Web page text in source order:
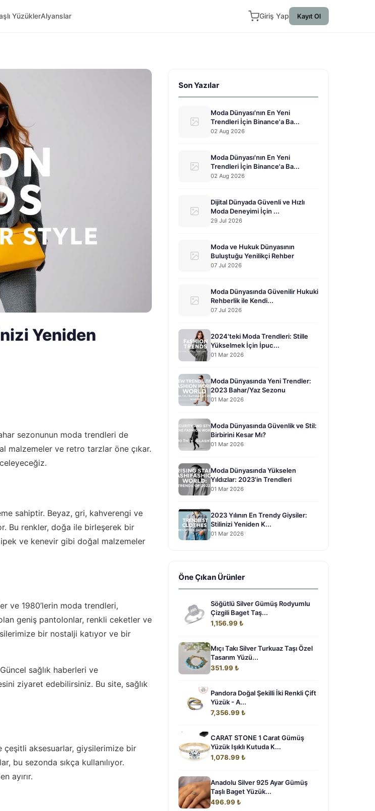
YüzüklerAlyanslar Giriş Yap Kayıt Ol
Yeniden
sezonunun moda trendleri de
malzemeler ve retro tarzlar öne çıkar.
sahiptir. Beyaz, gri, kahverengi ve
Bu renkler, doğa ile birleşerek bir
ve kenevir gibi doğal malzemeler
ve 1980’lerin moda trendleri,
geniş pantolonlar, renkli ceketler ve
bir nostalji katıyor ve bir
sağlık haberleri ve
ziyaret edebilirsiniz. Bu site, sağlık
çeşitli aksesuarlar, giysilerimize bir
bu sezonda sıkça kullanılıyor.
ayırır.
Son Yazılar
Moda Dünyası'nın En Yeni
Trendleri İçin Binance'a Ba...
02 Aug 2026
Moda Dünyası'nın En Yeni
Trendleri İçin Binance'a Ba...
02 Aug 2026
Dijital Dünyada Güvenli ve Hızlı
Moda Deneyimi İçin ...
29 Jul 2026
Moda ve Hukuk Dünyasının
Buluştuğu Yenilikçi Rehber
07 Jul 2026
Moda Dünyasında Güvenilir Hukuki
Rehberlik ile Kendi...
07 Jul 2026
2024'teki Moda Trendleri: Stille
Yükselmek İçin İpuc...
01 Mar 2026
Moda Dünyasında Yeni Trendler:
2023 Bahar/Yaz Sezonu
01 Mar 2026
Moda Dünyasında Güvenlik ve Stil:
Birbirini Kesar Mı?
01 Mar 2026
Moda Dünyasında Yükselen
Yıldızlar: 2023'in Trendleri
01 Mar 2026
2023 Yılının En Trendy Giysiler:
Stilinizi Yeniden K...
01 Mar 2026
Öne Çıkan Ürünler
Söğütlü Silver Gümüş Rodyumlu
Çizgili Baget Taş...
1,156.99 ₺
Mıçı Takı Silver Turkuaz Taşı Özel
Tasarım Yüzü...
351.99 ₺
Pandora Doğal Şekilli İki Renkli Çift
Yüzük - A...
7,356.99 ₺
CARAT STONE 1 Carat Gümüş
Yüzük Işıklı Kutuda K...
1,078.99 ₺
Anadolu Silver 925 Ayar Gümüş
Taşlı Baget Yüzük...
496.99 ₺